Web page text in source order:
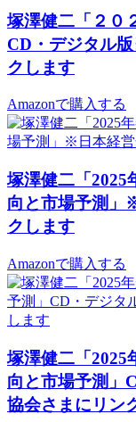
塚澤健二「２０
CD・デジタル
クします
Amazonで購入する
塚澤健二「2025
向と市場予測」
クします
Amazonで購入する
塚澤健二「2025
向と市場予測」
協会さまにリン